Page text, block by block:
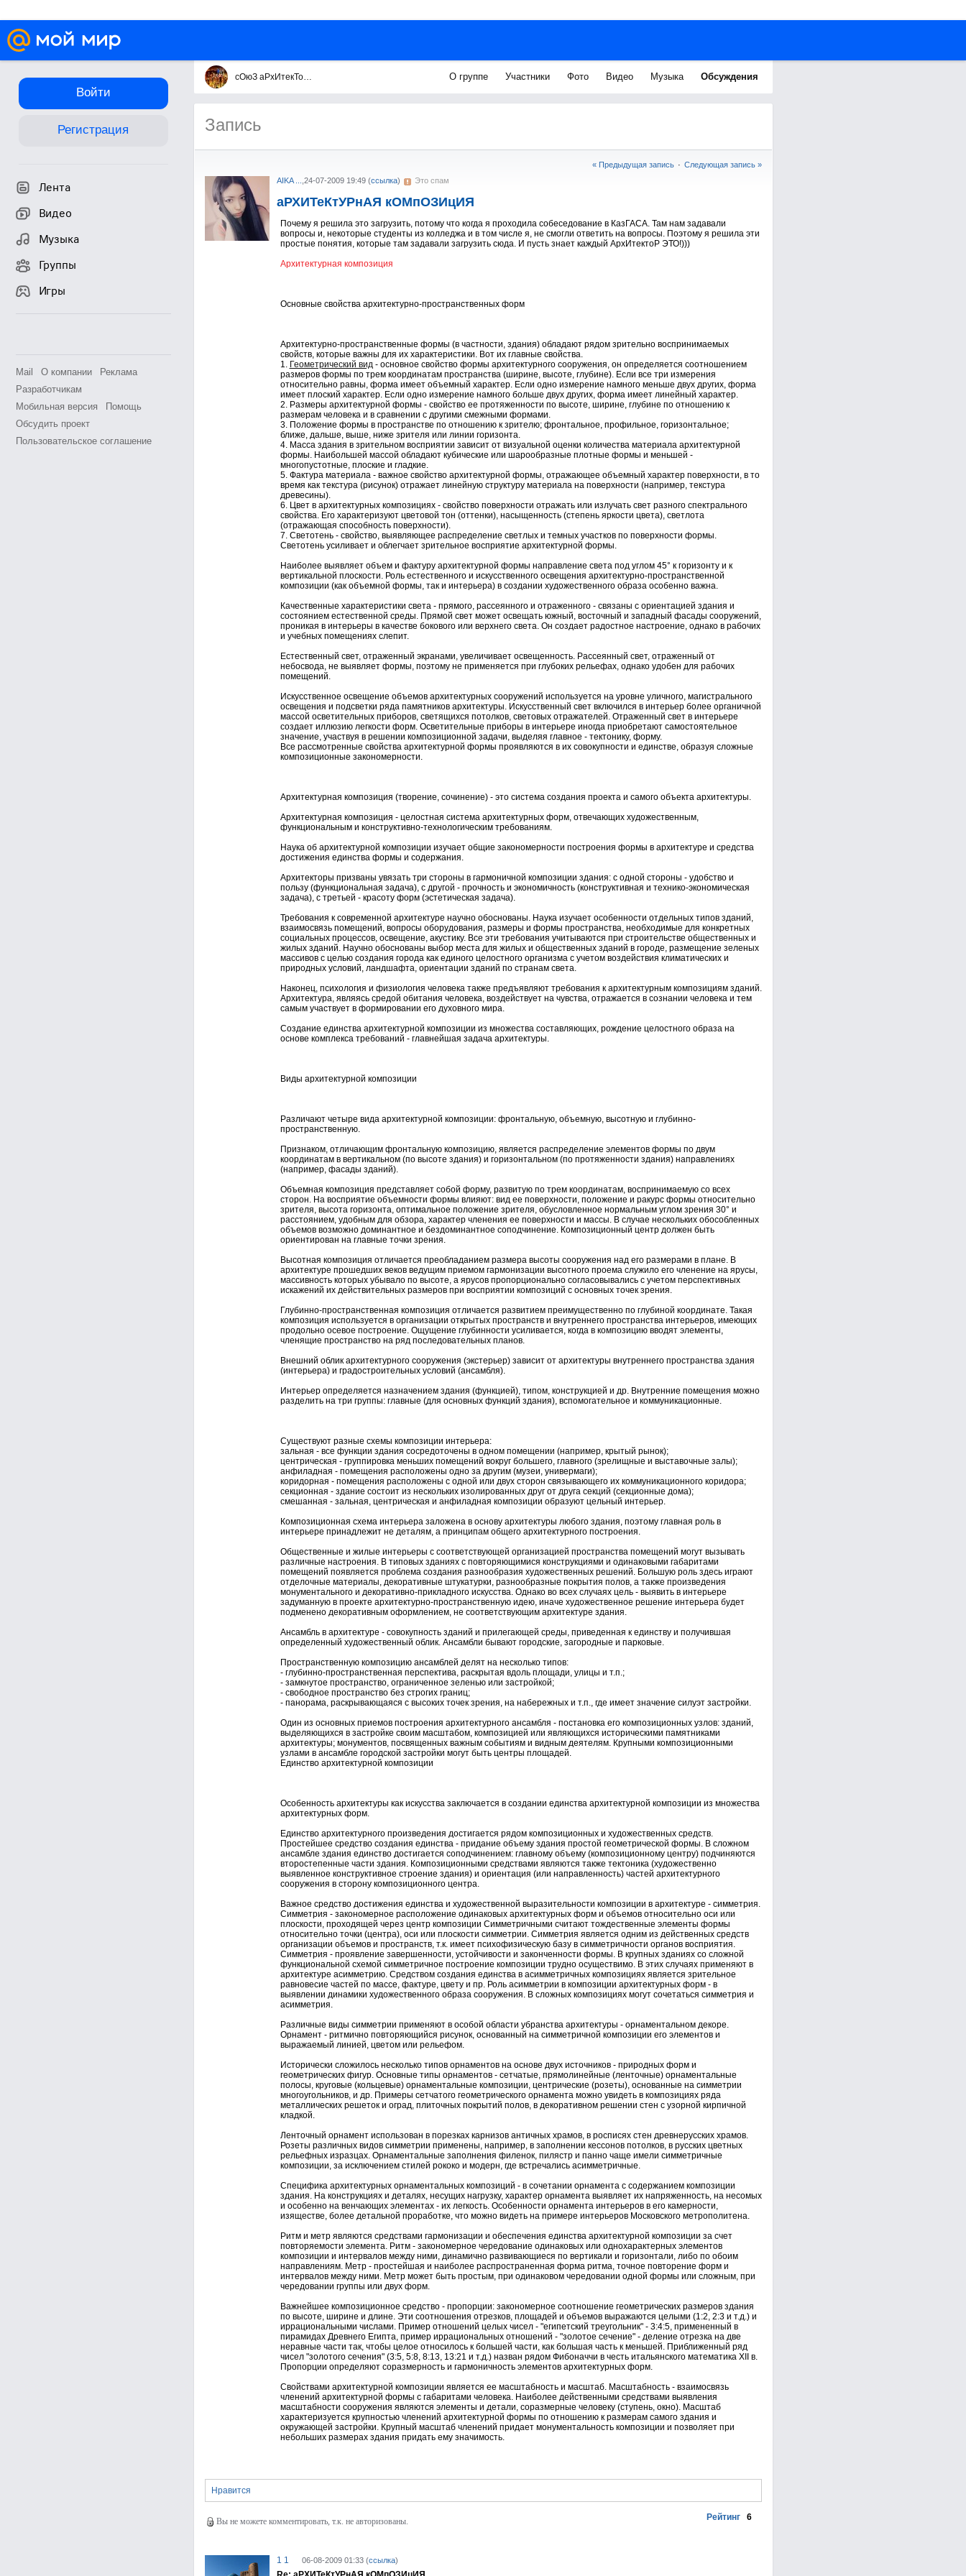
Войти
Регистрация
Лента
Видео
Музыка
Группы
Игры
Mail О компании
Реклама
Разработчикам
Мобильная версия
Помощь
Обсудить проект
Пользовательское соглашение
сОюЗ аРхИтекТоРов! О группе Участники Фото Видео Музыка Обсуждения
Запись
« Предыдущая запись · Следующая запись »
AIKA ...
24-07-2009 19:49 (ссылка) Это спам
аРХИТеКтУРнАЯ кОМпОЗИцИЯ
Почему я решила это загрузить, потому что когда я проходила собеседование в КазГАСА. Там нам задавали
вопросы и, некоторые студенты из колледжа и в том числе я, не смогли ответить на вопросы. Поэтому я решила эти
простые понятия, которые там задавали загрузить сюда. И пусть знает каждый АрхИтектоР ЭТО!)))
Архитектурная композиция
Основные свойства архитектурно-пространственных форм
Архитектурно-пространственные формы (в частности, здания) обладают рядом зрительно воспринимаемых
свойств, которые важны для их характеристики. Вот их главные свойства.
1. Геометрический вид- основное свойство формы архитектурного сооружения, он определяется соотношением
размеров формы по трем координатам пространства (ширине, высоте, глубине). Если все три измерения
относительно равны, форма имеет объемный характер. Если одно измерение намного меньше двух других, форма
имеет плоский характер. Если одно измерение намного больше двух других, форма имеет линейный характер.
2. Размеры архитектурной формы - свойство ее протяженности по высоте, ширине, глубине по отношению к
размерам человека и в сравнении с другими смежными формами.
3. Положение формы в пространстве по отношению к зрителю; фронтальное, профильное, горизонтальное;
ближе, дальше, выше, ниже зрителя или линии горизонта.
4. Масса здания в зрительном восприятии зависит от визуальной оценки количества материала архитектурной
формы. Наибольшей массой обладают кубические или шарообразные плотные формы и меньшей -
многопустотные, плоские и гладкие.
5. Фактура материала - важное свойство архитектурной формы, отражающее объемный характер поверхности, в то
время как текстура (рисунок) отражает линейную структуру материала на поверхности (например, текстура
древесины).
6. Цвет в архитектурных композициях - свойство поверхности отражать или излучать свет разного спектрального
свойства. Его характеризуют цветовой тон (оттенки), насыщенность (степень яркости цвета), светлота
(отражающая способность поверхности).
7. Светотень - свойство, выявляющее распределение светлых и темных участков по поверхности формы.
Светотень усиливает и облегчает зрительное восприятие архитектурной формы.
Наиболее выявляет объем и фактуру архитектурной формы направление света под углом 45° к горизонту и к
вертикальной плоскости. Роль естественного и искусственного освещения архитектурно-пространственной
композиции (как объемной формы, так и интерьера) в создании художественного образа особенно важна.
Качественные характеристики света - прямого, рассеянного и отраженного - связаны с ориентацией здания и
состоянием естественной среды. Прямой свет может освещать южный, восточный и западный фасады сооружений,
проникая в интерьеры в качестве бокового или верхнего света. Он создает радостное настроение, однако в рабочих
и учебных помещениях слепит.
Естественный свет, отраженный экранами, увеличивает освещенность. Рассеянный свет, отраженный от
небосвода, не выявляет формы, поэтому не применяется при глубоких рельефах, однако удобен для рабочих
помещений.
Искусственное освещение объемов архитектурных сооружений используется на уровне уличного, магистрального
освещения и подсветки ряда памятников архитектуры. Искусственный свет включился в интерьер более органичной
массой осветительных приборов, светящихся потолков, световых отражателей. Отраженный свет в интерьере
создает иллюзию легкости форм. Осветительные приборы в интерьере иногда приобретают самостоятельное
значение, участвуя в решении композиционной задачи, выделяя главное - тектонику, форму.
Все рассмотренные свойства архитектурной формы проявляются в их совокупности и единстве, образуя сложные
композиционные закономерности.
Архитектурная композиция (творение, сочинение) - это система создания проекта и самого объекта архитектуры.
Архитектурная композиция - целостная система архитектурных форм, отвечающих художественным,
функциональным и конструктивно-технологическим требованиям.
Наука об архитектурной композиции изучает общие закономерности построения формы в архитектуре и средства
достижения единства формы и содержания.
Архитекторы призваны увязать три стороны в гармоничной композиции здания: с одной стороны - удобство и
пользу (функциональная задача), с другой - прочность и экономичность (конструктивная и технико-экономическая
задача), с третьей - красоту форм (эстетическая задача).
Требования к современной архитектуре научно обоснованы. Наука изучает особенности отдельных типов зданий,
взаимосвязь помещений, вопросы оборудования, размеры и формы пространства, необходимые для конкретных
социальных процессов, освещение, акустику. Все эти требования учитываются при строительстве общественных и
жилых зданий. Научно обоснованы выбор места для жилых и общественных зданий в городе, размещение зеленых
массивов с целью создания города как единого целостного организма с учетом воздействия климатических и
природных условий, ландшафта, ориентации зданий по странам света.
Наконец, психология и физиология человека также предъявляют требования к архитектурным композициям зданий.
Архитектура, являясь средой обитания человека, воздействует на чувства, отражается в сознании человека и тем
самым участвует в формировании его духовного мира.
Создание единства архитектурной композиции из множества составляющих, рождение целостного образа на
основе комплекса требований - главнейшая задача архитектуры.
Виды архитектурной композиции
Различают четыре вида архитектурной композиции: фронтальную, объемную, высотную и глубинно-
пространственную.
Признаком, отличающим фронтальную композицию, является распределение элементов формы по двум
координатам в вертикальном (по высоте здания) и горизонтальном (по протяженности здания) направлениях
(например, фасады зданий).
Объемная композиция представляет собой форму, развитую по трем координатам, воспринимаемую со всех
сторон. На восприятие объемности формы влияют: вид ее поверхности, положение и ракурс формы относительно
зрителя, высота горизонта, оптимальное положение зрителя, обусловленное нормальным углом зрения 30° и
расстоянием, удобным для обзора, характер членения ее поверхности и массы. В случае нескольких обособленных
объемов возможно доминантное и бездоминантное соподчинение. Композиционный центр должен быть
ориентирован на главные точки зрения.
Высотная композиция отличается преобладанием размера высоты сооружения над его размерами в плане. В
архитектуре прошедших веков ведущим приемом гармонизации высотного проема служило его членение на ярусы,
массивность которых убывало по высоте, а ярусов пропорционально согласовывались с учетом перспективных
искажений их действительных размеров при восприятии композиций с основных точек зрения.
Глубинно-пространственная композиция отличается развитием преимущественно по глубиной координате. Такая
композиция используется в организации открытых пространств и внутреннего пространства интерьеров, имеющих
продольно осевое построение. Ощущение глубинности усиливается, когда в композицию вводят элементы,
членящие пространство на ряд последовательных планов.
Внешний облик архитектурного сооружения (экстерьер) зависит от архитектуры внутреннего пространства здания
(интерьера) и градостроительных условий (ансамбля).
Интерьер определяется назначением здания (функцией), типом, конструкцией и др. Внутренние помещения можно
разделить на три группы: главные (для основных функций здания), вспомогательное и коммуникационные.
Существуют разные схемы композиции интерьера:
зальная - все функции здания сосредоточены в одном помещении (например, крытый рынок);
центрическая - группировка меньших помещений вокруг большего, главного (зрелищные и выставочные залы);
анфиладная - помещения расположены одно за другим (музеи, универмаги);
коридорная - помещения расположены с одной или двух сторон связывающего их коммуникационного коридора;
секционная - здание состоит из нескольких изолированных друг от друга секций (секционные дома);
смешанная - зальная, центрическая и анфиладная композиции образуют цельный интерьер.
Композиционная схема интерьера заложена в основу архитектуры любого здания, поэтому главная роль в
интерьере принадлежит не деталям, а принципам общего архитектурного построения.
Общественные и жилые интерьеры с соответствующей организацией пространства помещений могут вызывать
различные настроения. В типовых зданиях с повторяющимися конструкциями и одинаковыми габаритами
помещений появляется проблема создания разнообразия художественных решений. Большую роль здесь играют
отделочные материалы, декоративные штукатурки, разнообразные покрытия полов, а также произведения
монументального и декоративно-прикладного искусства. Однако во всех случаях цель - выявить в интерьере
задуманную в проекте архитектурно-пространственную идею, иначе художественное решение интерьера будет
подменено декоративным оформлением, не соответствующим архитектуре здания.
Ансамбль в архитектуре - совокупность зданий и прилегающей среды, приведенная к единству и получившая
определенный художественный облик. Ансамбли бывают городские, загородные и парковые.
Пространственную композицию ансамблей делят на несколько типов:
- глубинно-пространственная перспектива, раскрытая вдоль площади, улицы и т.п.;
- замкнутое пространство, ограниченное зеленью или застройкой;
- свободное пространство без строгих границ;
- панорама, раскрывающаяся с высоких точек зрения, на набережных и т.п., где имеет значение силуэт застройки.
Один из основных приемов построения архитектурного ансамбля - постановка его композиционных узлов: зданий,
выделяющихся в застройке своим масштабом, композицией или являющихся историческими памятниками
архитектуры; монументов, посвященных важным событиям и видным деятелям. Крупными композиционными
узлами в ансамбле городской застройки могут быть центры площадей.
Единство архитектурной композиции
Особенность архитектуры как искусства заключается в создании единства архитектурной композиции из множества
архитектурных форм.
Единство архитектурного произведения достигается рядом композиционных и художественных средств.
Простейшее средство создания единства - придание объему здания простой геометрической формы. В сложном
ансамбле здания единство достигается соподчинением: главному объему (композиционному центру) подчиняются
второстепенные части здания. Композиционными средствами являются также тектоника (художественно
выявленное конструктивное строение здания) и ориентация (или направленность) частей архитектурного
сооружения в сторону композиционного центра.
Важное средство достижения единства и художественной выразительности композиции в архитектуре - симметрия.
Симметрия - закономерное расположение одинаковых архитектурных форм и объемов относительно оси или
плоскости, проходящей через центр композиции Симметричными считают тождественные элементы формы
относительно точки (центра), оси или плоскости симметрии. Симметрия является одним из действенных средств
организации объемов и пространств, т.к. имеет психофизическую базу в симметричности органов восприятия.
Симметрия - проявление завершенности, устойчивости и законченности формы. В крупных зданиях со сложной
функциональной схемой симметричное построение композиции трудно осуществимо. В этих случаях применяют в
архитектуре асимметрию. Средством создания единства в асимметричных композициях является зрительное
равновесие частей по массе, фактуре, цвету и пр. Роль асимметрии в композиции архитектурных форм - в
выявлении динамики художественного образа сооружения. В сложных композициях могут сочетаться симметрия и
асимметрия.
Различные виды симметрии применяют в особой области убранства архитектуры - орнаментальном декоре.
Орнамент - ритмично повторяющийся рисунок, основанный на симметричной композиции его элементов и
выражаемый линией, цветом или рельефом.
Исторически сложилось несколько типов орнаментов на основе двух источников - природных форм и
геометрических фигур. Основные типы орнаментов - сетчатые, прямолинейные (ленточные) орнаментальные
полосы, круговые (кольцевые) орнаментальные композиции, центрические (розеты), основанные на симметрии
многоугольников, и др. Примеры сетчатого геометрического орнамента можно увидеть в композициях ряда
металлических решеток и оград, плиточных покрытий полов, в декоративном решении стен с узорной кирпичной
кладкой.
Ленточный орнамент использован в порезках карнизов античных храмов, в росписях стен древнерусских храмов.
Розеты различных видов симметрии применены, например, в заполнении кессонов потолков, в русских цветных
рельефных изразцах. Орнаментальные заполнения филенок, пилястр и панно чаще имели симметричные
композиции, за исключением стилей рококо и модерн, где встречались асимметричные.
Специфика архитектурных орнаментальных композиций - в сочетании орнамента с содержанием композиции
здания. На конструкциях и деталях, несущих нагрузку, характер орнамента выявляет их напряженность, на несомых
и особенно на венчающих элементах - их легкость. Особенности орнамента интерьеров в его камерности,
изяществе, более детальной проработке, что можно видеть на примере интерьеров Московского метрополитена.
Ритм и метр являются средствами гармонизации и обеспечения единства архитектурной композиции за счет
повторяемости элемента. Ритм - закономерное чередование одинаковых или однохарактерных элементов
композиции и интервалов между ними, динамично развивающиеся по вертикали и горизонтали, либо по обоим
направлениям. Метр - простейшая и наиболее распространенная форма ритма, точное повторение форм и
интервалов между ними. Метр может быть простым, при одинаковом чередовании одной формы или сложным, при
чередовании группы или двух форм.
Важнейшее композиционное средство - пропорции: закономерное соотношение геометрических размеров здания
по высоте, ширине и длине. Эти соотношения отрезков, площадей и объемов выражаются целыми (1:2, 2:3 и т.д.) и
иррациональными числами. Пример отношений целых чисел - "египетский треугольник" - 3:4:5, примененный в
пирамидах Древнего Египта, пример иррациональных отношений - "золотое сечение" - деление отрезка на две
неравные части так, чтобы целое относилось к большей части, как большая часть к меньшей. Приближенный ряд
чисел "золотого сечения" (3:5, 5:8, 8:13, 13:21 и т.д.) назван рядом Фибоначчи в честь итальянского математика XII в.
Пропорции определяют соразмерность и гармоничность элементов архитектурных форм.
Свойствами архитектурной композиции является ее масштабность и масштаб. Масштабность - взаимосвязь
членений архитектурной формы с габаритами человека. Наиболее действенными средствами выявления
масштабности сооружения являются элементы и детали, соразмерные человеку (ступень, окно). Масштаб
характеризуется крупностью членений архитектурной формы по отношению к размерам самого здания и
окружающей застройки. Крупный масштаб членений придает монументальность композиции и позволяет при
небольших размерах здания придать ему значимость.
Нравится
Вы не можете комментировать, т.к. не авторизованы. Рейтинг 6
1 1 06-08-2009 01:33 (ссылка)